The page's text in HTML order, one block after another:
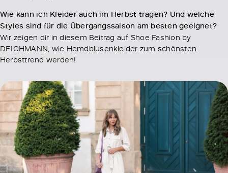
Wie kann ich Kleider auch im Herbst tragen? Und welche
Styles sind für die Übergangssaison am besten geeignet?
Wir zeigen dir in diesem Beitrag auf Shoe Fashion by
DEICHMANN, wie Hemdblusenkleider zum schönsten
Herbsttrend werden!